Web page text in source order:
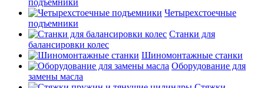
подъемники
Четырехстоечные
подъемники
Станки для
балансировки колес
Шиномонтажные станки
Оборудование для
замены масла